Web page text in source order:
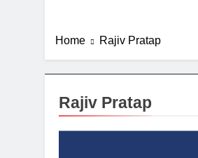
Home Rajiv Pratap
Rajiv Pratap